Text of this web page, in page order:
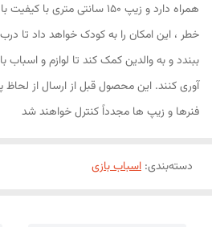
همراه دارد و زیپ 150 سانتی
خطر ، این امکان را به کودک خواهد داد تا
ببندد و به والدین کمک کند تا لوازم و
آوری کنند. این محصول قبل از ارسال از
فنرها و زیپ ها مجدداً کنترل خواهند شد
دسته‌بندی: اسباب بازی